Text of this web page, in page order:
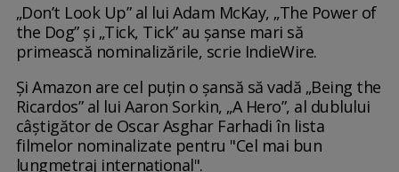
„Don’t Look Up” al lui Adam McKay, „The Power of
the Dog” şi „Tick, Tick” au șanse mari să
primească nominalizările, scrie IndieWire.
Și Amazon are cel puțin o șansă să vadă „Being the
Ricardos” al lui Aaron Sorkin, „A Hero”, al dublului
câștigător de Oscar Asghar Farhadi în lista
filmelor nominalizate pentru "Cel mai bun
lungmetraj internațional".